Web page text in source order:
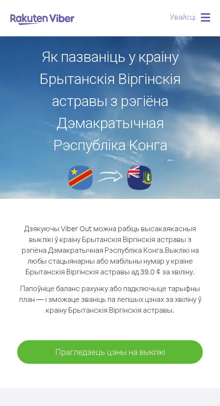
Увайсці
Як пазваніць у краіну
Брытанскія Віргінскія
астравы з рэгіёна
Дэмакратычная
Рэспубліка Конга
Дзякуючы Viber Out можна рабіць высакаякасныя
выклікі ў краіну Брытанскія Віргінскія астравы з
рэгіёна Дэмакратычная Рэспубліка Конга.Выклікі на
любы стацыянарны або мабільны нумар у краіне
Брытанскія Віргінскія астравы ад 39.0 ¢ за хвіліну.
Папоўніце баланс рахунку або падключыце тарыфны
план — і зможаце званіць па лепшых цэнах за хвіліну ў
краіну Брытанскія Віргінскія астравы.
Прагледзець цэны на выклікі